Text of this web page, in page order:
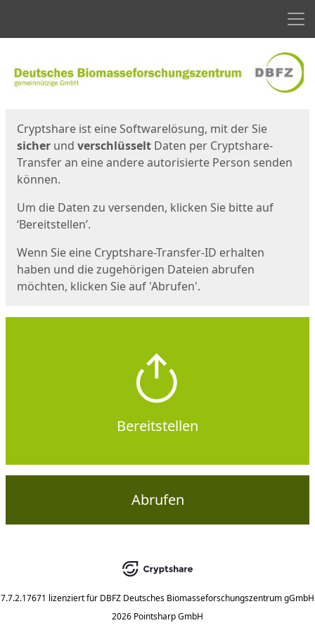
Cryptshare ist eine Softwarelösung, mit der Sie
sicher und verschlüsselt Daten per Cryptshare-
Transfer an eine andere autorisierte Person senden
können.
Um die Daten zu versenden, klicken Sie bitte auf
‘Bereitstellen’.
Wenn Sie eine Cryptshare-Transfer-ID erhalten
haben und die zugehörigen Dateien abrufen
möchten, klicken Sie auf 'Abrufen'.
Bereitstellen
Abrufen
7.7.2.17671 lizenziert für DBFZ Deutsches Biomasseforschungszentrum gGmbH
2026 Pointsharp GmbH